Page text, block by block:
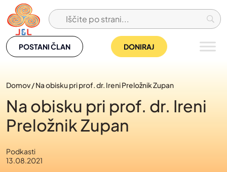
Skip
to
content
POSTANI ČLAN DONIRAJ
Domov/Na obisku pri prof. dr. Ireni Preložnik Zupan
Na obisku pri prof. dr. Ireni
Preložnik Zupan
Podkasti
13.08.2021